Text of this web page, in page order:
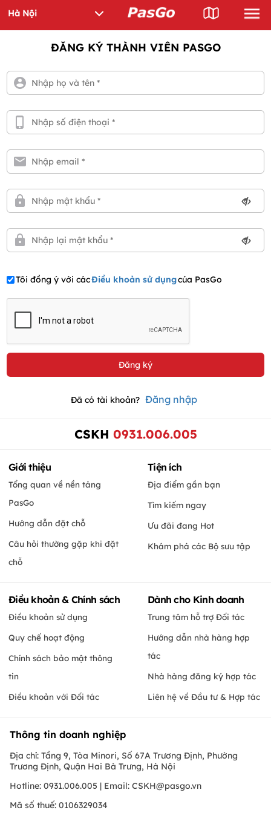
ĐĂNG KÝ THÀNH VIÊN PASGO
Tôi đồng ý với cácĐiều khoản sử dụngcủa PasGo
Đã có tài khoản? Đăng nhập
CSKH 0931.006.005
Giới thiệu
Tổng quan về nền tảng
PasGo
Hướng dẫn đặt chỗ
Câu hỏi thường gặp khi đặt
chỗ
Tiện ích
Địa điểm gần bạn
Tìm kiếm ngay
Ưu đãi đang Hot
Khám phá các Bộ sưu tập
Điều khoản & Chính sách
Điều khoản sử dụng
Quy chế hoạt động
Chính sách bảo mật thông
tin
Điều khoản với Đối tác
Dành cho Kinh doanh
Trung tâm hỗ trợ Đối tác
Hướng dẫn nhà hàng hợp
tác
Nhà hàng đăng ký hợp tác
Liên hệ về Đầu tư & Hợp tác
Thông tin doanh nghiệp
Địa chỉ: Tầng 9, Tòa Minori, Số 67A Trương Định, Phường
Trương Định, Quận Hai Bà Trưng, Hà Nội
Hotline: 0931.006.005 | Email: CSKH@pasgo.vn
Mã số thuế: 0106329034